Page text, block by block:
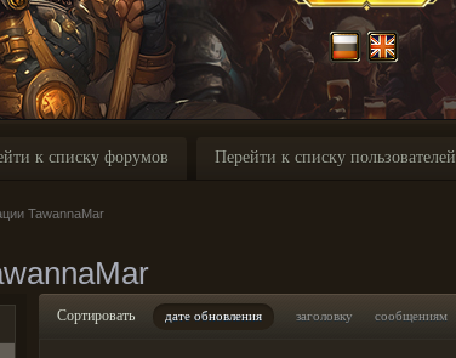
к списку форумов Перейти к списку пользователей
TawannaMar
Сортировать дате обновления заголовку сообщениям